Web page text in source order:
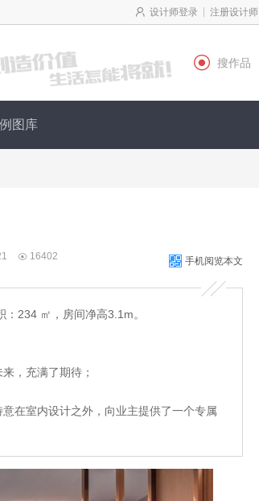
设计师登录 注册设计师
 搜作品
图库
 16402 手机阅览本文
234 ㎡，房间净高3.1m。
，充满了期待；
在室内设计之外，向业主提供了一个专属